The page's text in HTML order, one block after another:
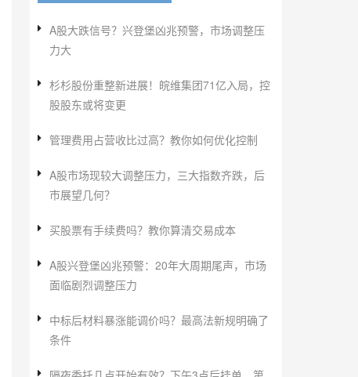
A股大跌信号？兴登堡凶兆预警，市场调整压
力大
杉杉股份重整新进展！皖维集团71亿入局，控
股股东或将变更
管理费用占营收比过高？教你如何优化控制
A股市场现较大调整压力，三大指数齐跌，后
市展望几何？
买股票有手续费吗？教你算清交易成本
A股兴登堡凶兆预警：20年大周期尾声，市场
面临剧烈调整压力
中标后材料暴涨能调价吗？最高法新规明确了
条件